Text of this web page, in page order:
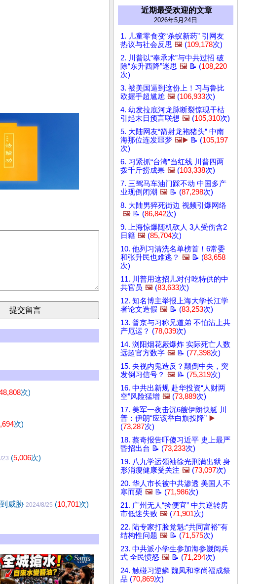
次)
次)
23 (5,006次)
威胁 2024/8/25 (10,701次)
近期最受欢迎的文章
2026年5月24日
1. 儿童零食变“杀蚁新药” 引网友
热议与社会反思 🖼️ (109,178次)
2. 川普以“奉承术”与中共过招 破
除“东升西降”迷思 🖼️ 📝 (108,220
次)
3. 被美国逼到这份上！习与鲁比
欧握手超尴尬 🖼️ (106,933次)
4. 幼发拉底河龙脉断裂惊现干枯
引起末日预言联想 🖼️ (105,310次)
5. 大陆网友“箭射龙袍猪头” 中南
海那位连发噩梦 🖼️▶️ 📝 (105,197
次)
6. 习紧抓“台湾”当红线 川普四两
拨千斤捞成果 🖼️ (103,338次)
7. 三驾马车油门踩不动 中国多产
业现倒闭潮 🖼️ 📝 (87,298次)
8. 大陆男猝死街边 视频引爆网络
🖼️ 📝 (86,842次)
9. 上海惊爆随机砍人 3人受伤含2
日籍 🖼️ (85,704次)
10. 他列习清洗名单榜首！6常委
和张升民也难逃？ 🖼️ 📝 (83,658
次)
11. 川普用这招儿对付吃特供的中
共官员 🖼️ (83,633次)
12. 知名博主举报上海大学长江学
者论文造假 🖼️ 📝 (83,253次)
13. 普京与习称兄道弟 不怕沾上共
产厄运？ (78,039次)
14. 浏阳烟花厰爆炸 实际死亡人数
远超官方数字 🖼️ 📝 (77,398次)
15. 央视内鬼造反？颠倒中央，突
发倒习信号？ 🖼️ 📝 (75,319次)
16. 中共出新规 赴华投资“人财两
空”风险猛增 🖼️ (73,889次)
17. 美军一夜击沉6艘伊朗快艇 川
普：伊朗“应该举白旗投降” ▶️
(73,287次)
18. 蔡奇报告吓傻习近平 史上最严
昏招出台 📝 (73,233次)
19. 八九学运领袖徐光刑满出狱 身
形消瘦健康受关注 🖼️ (73,097次)
20. 华人市长被中共渗透 美国人不
寒而栗 🖼️ 📝 (71,986次)
21. 广州无人“捡便宜” 中共逆转房
市低迷失败 🖼️ (71,901次)
22. 陆专家打脸党魁:“共同富裕”有
结构性问题 🖼️ 📝 (71,575次)
23. 中共派小学生参加海参崴阅兵
式 全民愤怒 🖼️ 📝 (71,294次)
24. 触碰习逆鳞 魏凤和李尚福成祭
品 (70,869次)